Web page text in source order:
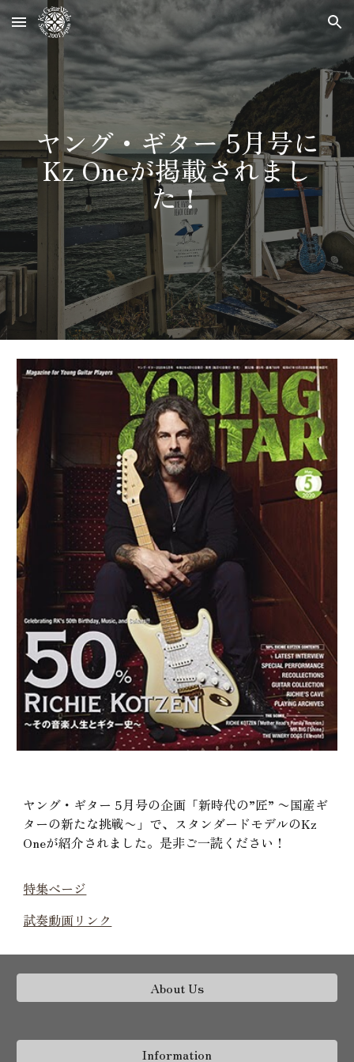
Skip to main content Skip to navigation
ヤング・ギター 5月号に
Kz Oneが掲載されまし
た！
ヤング・ギター 5月号の企画「新時代の”匠” 〜国産ギ
ターの新たな挑戦〜」で、スタンダードモデルのKz
Oneが紹介されました。是非ご一読ください！
特集ページ
試奏動画リンク
About Us
Information